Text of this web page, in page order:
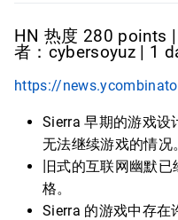
HN 热度 280 points
者：cybersoyuz | 1
https://
Sierra 早期的游戏设
无法继续游戏的情况。
旧式的互联网幽默
格。
Sierra 的游戏中存在